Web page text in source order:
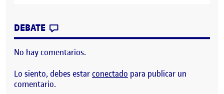
DEBATE
No hay comentarios.
Lo siento, debes estarconectado para publicar un
comentario.